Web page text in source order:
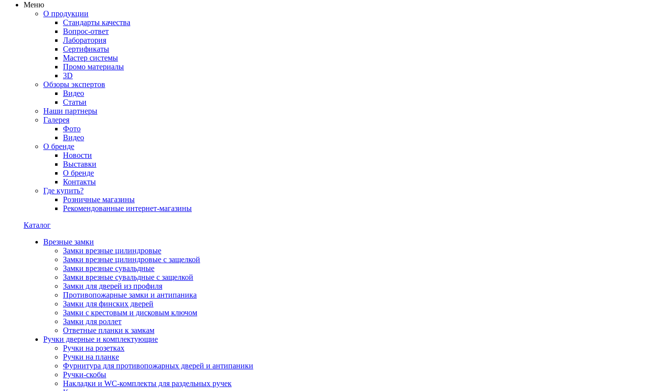
Меню
О продукции
Стандарты качества
Вопрос-ответ
Лаборатория
Сертификаты
Мастер системы
Промо материалы
3D
Обзоры экспертов
Видео
Статьи
Наши партнеры
Галерея
Фото
Видео
О бренде
Новости
Выставки
О бренде
Контакты
Где купить?
Розничные магазины
Рекомендованные интернет-магазины
Каталог
Врезные замки
Замки врезные цилиндровые
Замки врезные цилиндровые с защелкой
Замки врезные сувальдные
Замки врезные сувальдные с защелкой
Замки для дверей из профиля
Противопожарные замки и антипаника
Замки для финских дверей
Замки с крестовым и дисковым ключом
Замки для роллет
Ответные планки к замкам
Ручки дверные и комплектующие
Ручки на розетках
Ручки на планке
Фурнитура для противопожарных дверей и антипаники
Ручки-скобы
Накладки и WC-комплекты для раздельных ручек